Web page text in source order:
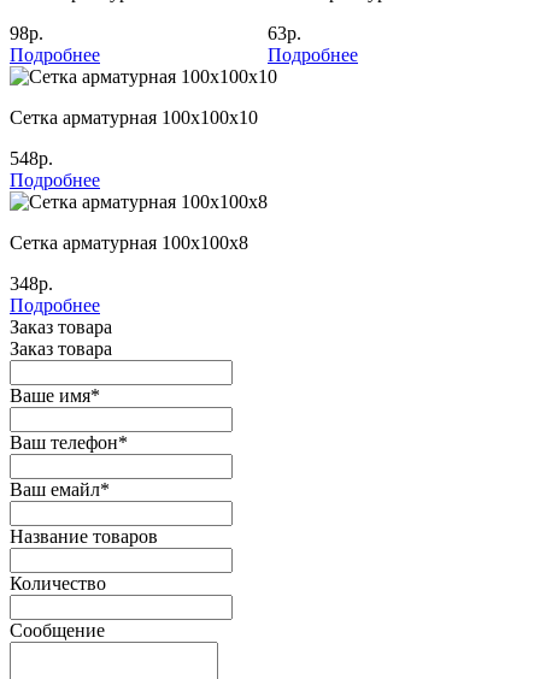
98р.
Подробнее
63р.
Подробнее
Сетка арматурная 100х100х10
548р.
Подробнее
Сетка арматурная 100х100х8
348р.
Подробнее
Заказ товара
Заказ товара
Ваше имя*
Ваш телефон*
Ваш емайл*
Название товаров
Количество
Сообщение